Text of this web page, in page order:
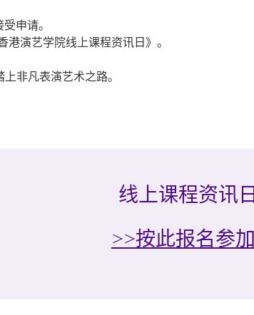
申请。
演艺学院线上课程资讯日》。
非凡表演艺术之路。
线上课程资讯日
>>按此报名参加